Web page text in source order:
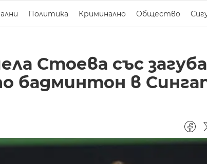
Политика Криминално Общество
Стоева със
бадминтон в